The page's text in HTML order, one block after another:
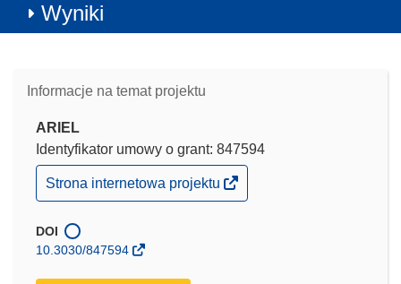
Wyniki
Informacje na temat projektu
ARIEL
Identyfikator umowy o grant: 847594
(odnośnik
otworzy
w
nowym
Strona internetowa projektu
DOI
10.3030/847594